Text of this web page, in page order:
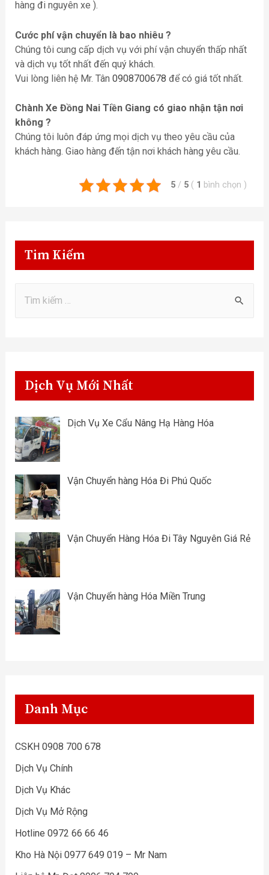
hàng đi nguyên xe ).
Cước phí vận chuyển là bao nhiêu ?
Chúng tôi cung cấp dịch vụ với phí vận chuyển thấp nhất
và dịch vụ tốt nhất đến quý khách.
Vui lòng liên hệ Mr. Tân 0908700678 để có giá tốt nhất.
Chành Xe Đồng Nai Tiền Giang có giao nhận tận nơi
không ?
Chúng tôi luôn đáp ứng mọi dịch vụ theo yêu cầu của
khách hàng. Giao hàng đến tận nơi khách hàng yêu cầu.
5 / 5 ( 1 bình chọn )
Tim Kiếm
Dịch Vụ Mới Nhất
Dịch Vụ Xe Cẩu Nâng Hạ Hàng Hóa
Vận Chuyển hàng Hóa Đi Phú Quốc
Vận Chuyển Hàng Hóa Đi Tây Nguyên Giá Rẻ
Vận Chuyển hàng Hóa Miền Trung
Danh Mục
CSKH 0908 700 678
Dịch Vụ Chính
Dịch Vụ Khác
Dịch Vụ Mở Rộng
Hotline 0972 66 66 46
Kho Hà Nội 0977 649 019 – Mr Nam